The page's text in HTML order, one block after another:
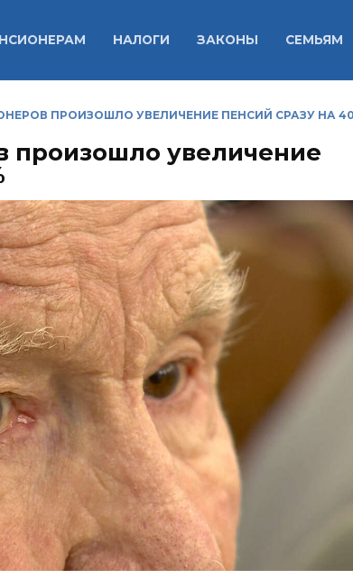
НАЛОГИ ЗАКОНЫ СЕМЬЯМ
ПРОИЗОШЛО УВЕЛИЧЕНИЕ ПЕНСИЙ СРАЗУ НА
произошло увеличение